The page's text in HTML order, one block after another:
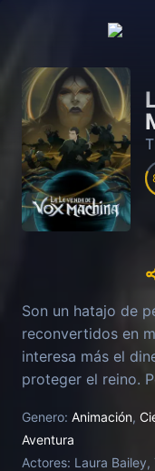
Son un hatajo de
reconvertidos en
interesa más el
proteger el reino.
se da cuenta de
justicia.
Genero: Animación,
Aventura
Actores: Laura